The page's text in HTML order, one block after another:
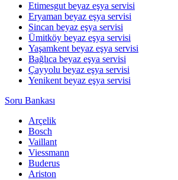
Etimesgut beyaz eşya servisi
Eryaman beyaz eşya servisi
Sincan beyaz eşya servisi
Ümitköy beyaz eşya servisi
Yaşamkent beyaz eşya servisi
Bağlıca beyaz eşya servisi
Çayyolu beyaz eşya servisi
Yenikent beyaz eşya servisi
Soru Bankası
Arçelik
Bosch
Vaillant
Viessmann
Buderus
Ariston